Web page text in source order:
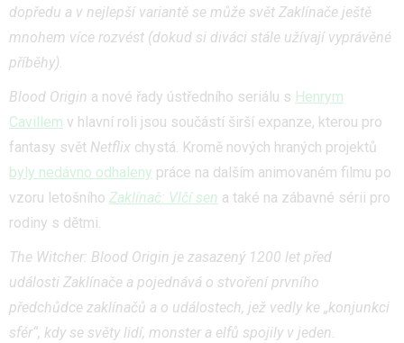
dopředu a v nejlepší variantě se může svět Zaklínače ještě
mnohem více rozvést (dokud si diváci stále užívají vyprávěné
příběhy).
Blood Origin a nové řady ústředního seriálu s Henrym
Cavillem v hlavní roli jsou součástí širší expanze, kterou pro
fantasy svět Netflix chystá. Kromě nových hraných projektů
byly nedávno odhaleny práce na dalším animovaném filmu po
vzoru letošního Zaklínač: Vlčí sen a také na zábavné sérii pro
rodiny s dětmi.
The Witcher: Blood Origin je zasazený 1200 let před
události Zaklínače a pojednává o stvoření prvního
předchůdce zaklínačů a o událostech, jež vedly ke „konjunkci
sfér“, kdy se světy lidí, monster a elfů spojily v jeden.